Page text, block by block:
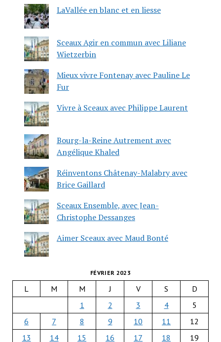
LaVallée en blanc et en liesse
Sceaux Agir en commun avec Liliane
Wietzerbin
Mieux vivre Fontenay avec Pauline Le
Fur
Vivre à Sceaux avec Philippe Laurent
Bourg-la-Reine Autrement avec
Angélique Khaled
Réinventons Châtenay-Malabry avec
Brice Gaillard
Sceaux Ensemble, avec Jean-
Christophe Dessanges
Aimer Sceaux avec Maud Bonté
FÉVRIER 2023
L M M J V S
D
1
2 3 4
5
6
7 8 9 10 11
12
13
14 15 16 17 18 19